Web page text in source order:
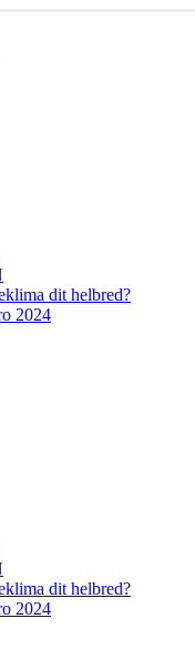
dit helbred?
2024
dit helbred?
2024